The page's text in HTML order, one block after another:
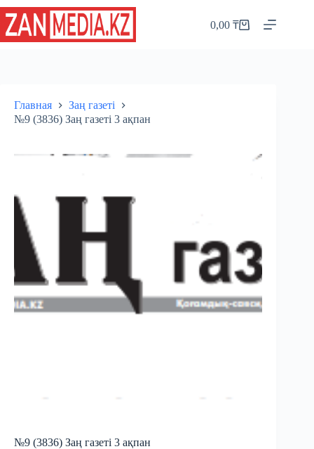
Перейти
сути
Корзина
0,00₸
Главная
Заң газеті
№9 (3836) Заң газеті 3 ақпан
№9 (3836) Заң газеті 3 ақпан